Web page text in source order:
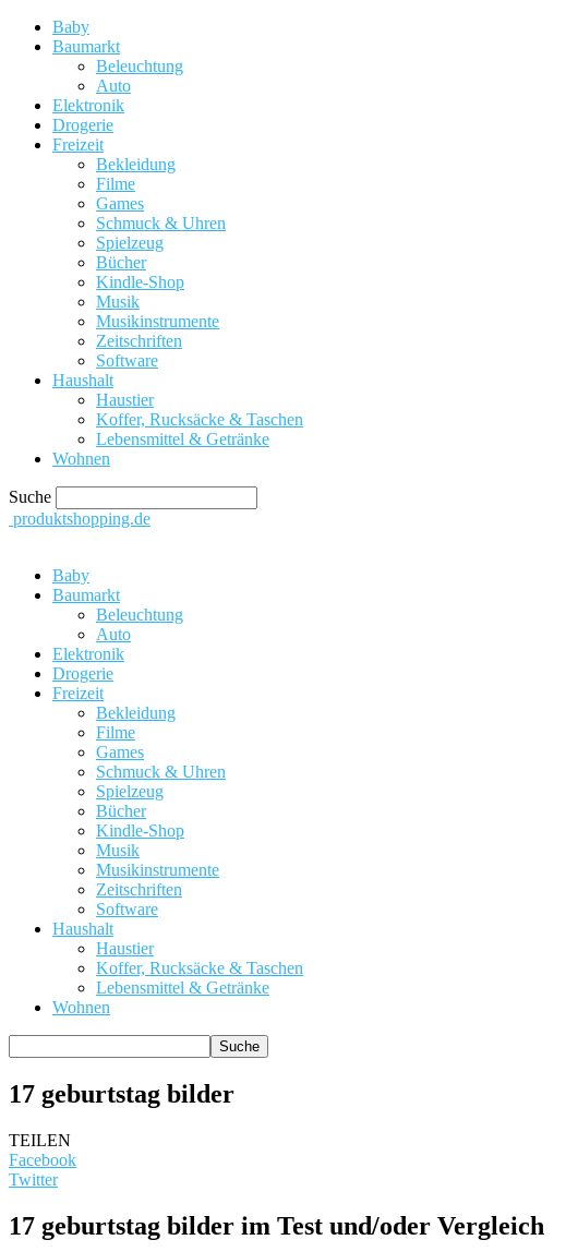
Baby
Baumarkt
Beleuchtung
Auto
Elektronik
Drogerie
Freizeit
Bekleidung
Filme
Games
Schmuck & Uhren
Spielzeug
Bücher
Kindle-Shop
Musik
Musikinstrumente
Zeitschriften
Software
Haushalt
Haustier
Koffer, Rucksäcke & Taschen
Lebensmittel & Getränke
Wohnen
Suche
produktshopping.de
Baby
Baumarkt
Beleuchtung
Auto
Elektronik
Drogerie
Freizeit
Bekleidung
Filme
Games
Schmuck & Uhren
Spielzeug
Bücher
Kindle-Shop
Musik
Musikinstrumente
Zeitschriften
Software
Haushalt
Haustier
Koffer, Rucksäcke & Taschen
Lebensmittel & Getränke
Wohnen
17 geburtstag bilder
TEILEN
Facebook
Twitter
17 geburtstag bilder im Test und/oder Vergleich